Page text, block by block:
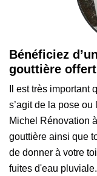
Bénéficiez
gouttière
Il est très important
s’agit de la pose
Michel Rénovation
gouttière ainsi que
de donner à votre
fuites d'eau